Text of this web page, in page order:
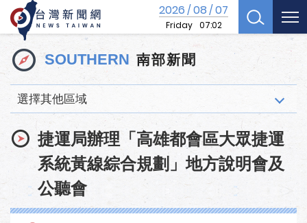
2026/08/07
Friday 07:02
SOUTHERN 南部新聞
選擇其他區域
捷運局辦理「高雄都會區大眾捷運
系統黃線綜合規劃」地方說明會及
公聽會